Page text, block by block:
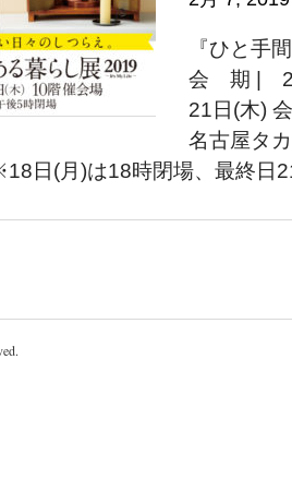
『ひと手
会 期 |
21日(木)
名古屋タ
日(月)は18時閉場、最終日